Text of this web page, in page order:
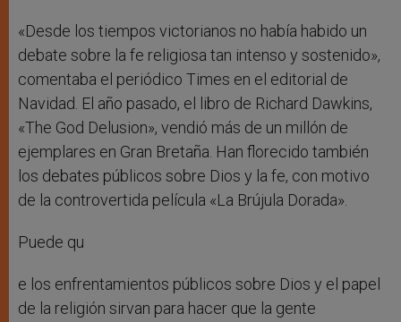
«Desde los tiempos victorianos no había habido un
debate sobre la fe religiosa tan intenso y sostenido»,
comentaba el periódico Times en el editorial de
Navidad. El año pasado, el libro de Richard Dawkins,
«The God Delusion», vendió más de un millón de
ejemplares en Gran Bretaña. Han florecido también
los debates públicos sobre Dios y la fe, con motivo
de la controvertida película «La Brújula Dorada».
Puede qu
e los enfrentamientos públicos sobre Dios y el papel
de la religión sirvan para hacer que la gente